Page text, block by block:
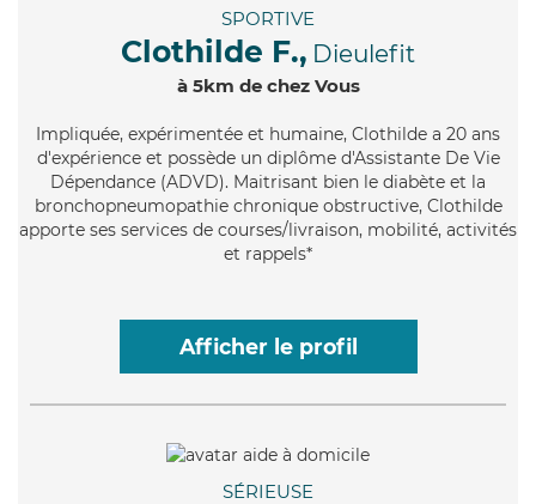
SPORTIVE
Clothilde F., Dieulefit
à 5km de chez Vous
Impliquée, expérimentée et humaine, Clothilde a 20 ans
d'expérience et possède un diplôme d'Assistante De Vie
Dépendance (ADVD). Maitrisant bien le diabète et la
bronchopneumopathie chronique obstructive, Clothilde
apporte ses services de courses/livraison, mobilité, activités
et rappels*
Afficher le profil
SÉRIEUSE